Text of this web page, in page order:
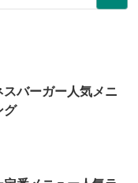
バーガー人気メニ
グ